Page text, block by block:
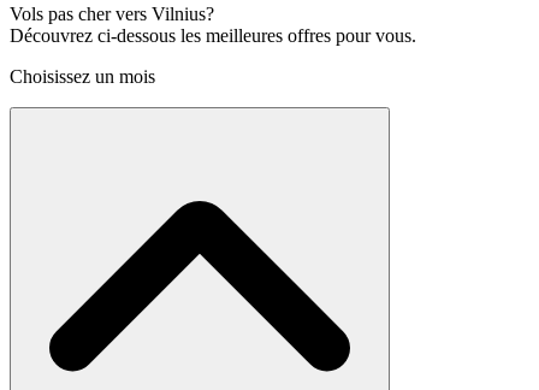
Vols pas cher vers Vilnius?
Découvrez ci-dessous les meilleures offres pour vous.
Choisissez un mois